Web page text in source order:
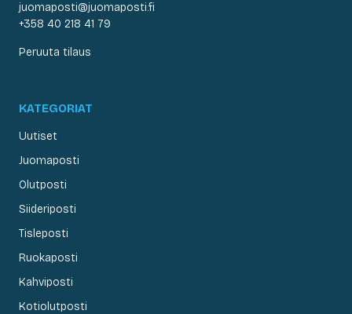
juomaposti@juomaposti.fi
+358 40 218 41 79
Peruuta tilaus
KATEGORIAT
Uutiset
Juomaposti
Olutposti
Siideriposti
Tisleposti
Ruokaposti
Kahviposti
Kotiolutposti